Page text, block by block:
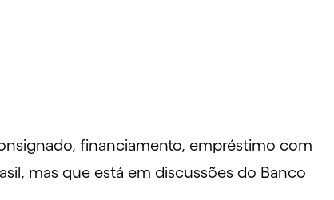
financiamento, empréstimo com
mas que está em discussões do Banco